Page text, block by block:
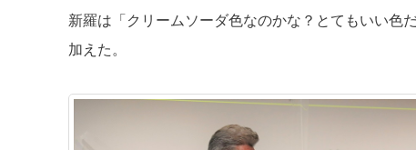
新羅は「クリームソーダ色なのかな？とてもいい色
加えた。